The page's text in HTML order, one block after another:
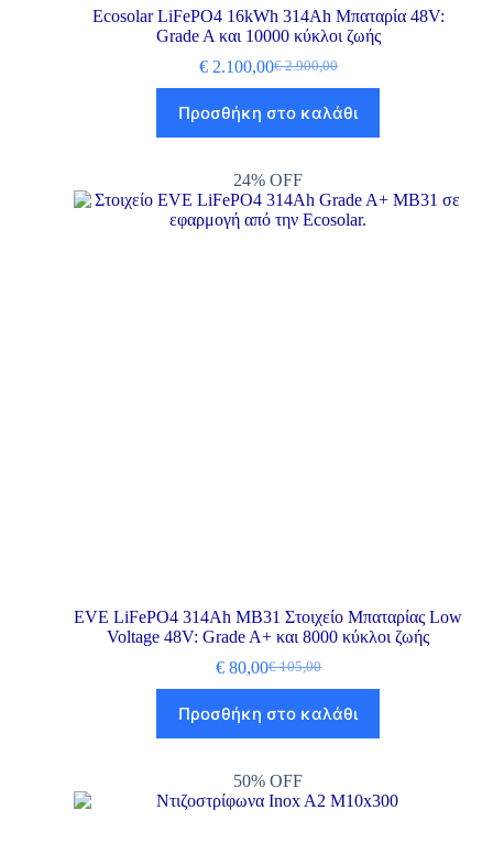
Ecosolar LiFePO4 16kWh 314Ah Μπαταρία 48V:
Grade A και 10000 κύκλοι ζωής
€2.900,00
€2.100,00
Προσθήκη στο καλάθι
24% OFF
EVE LiFePO4 314Ah MB31 Στοιχείο Μπαταρίας Low
Voltage 48V: Grade A+ και 8000 κύκλοι ζωής
€105,00
€80,00
Προσθήκη στο καλάθι
50% OFF